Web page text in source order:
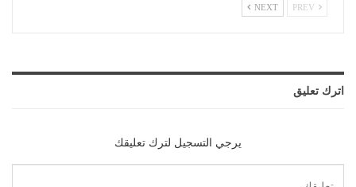
NEXT
اترك تعليق
يرجي التسجيل لترك تعليقك